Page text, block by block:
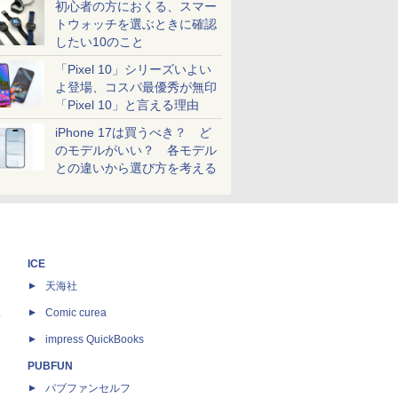
初心者の方におくる、スマー
トウォッチを選ぶときに確認
したい10のこと
「Pixel 10」シリーズいよい
よ登場、コスパ最優秀が無印
「Pixel 10」と言える理由
iPhone 17は買うべき？ ど
のモデルがいい？ 各モデル
との違いから選び方を考える
ICE
天海社
Comic curea
impress QuickBooks
PUBFUN
パブファンセルフ